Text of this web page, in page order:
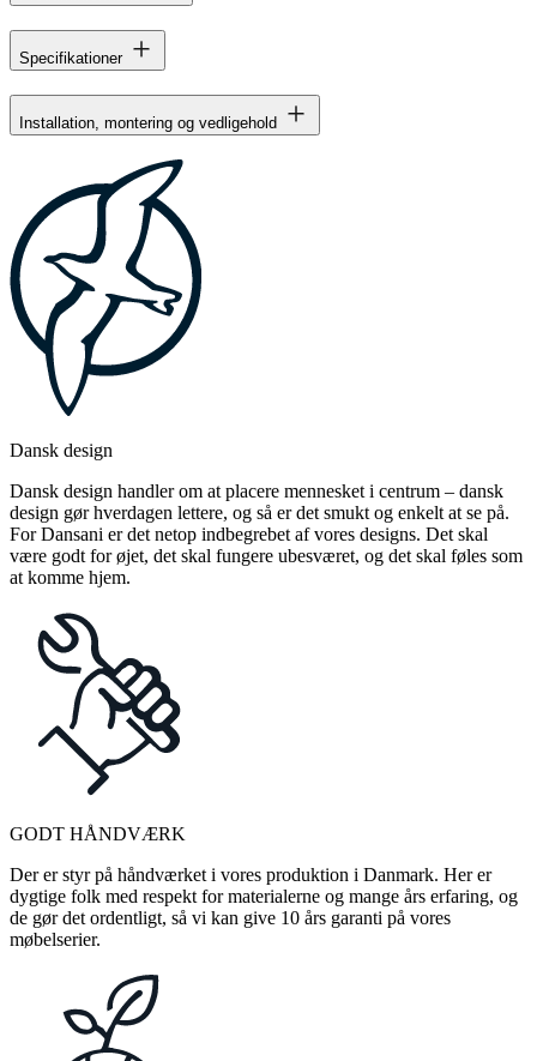
Specifikationer
Installation, montering og vedligehold
Dansk design
Dansk design handler om at placere mennesket i centrum – dansk
design gør hverdagen lettere, og så er det smukt og enkelt at se på.
For Dansani er det netop indbegrebet af vores designs. Det skal
være godt for øjet, det skal fungere ubesværet, og det skal føles som
at komme hjem.
GODT HÅNDVÆRK
Der er styr på håndværket i vores produktion i Danmark. Her er
dygtige folk med respekt for materialerne og mange års erfaring, og
de gør det ordentligt, så vi kan give 10 års garanti på vores
møbelserier.